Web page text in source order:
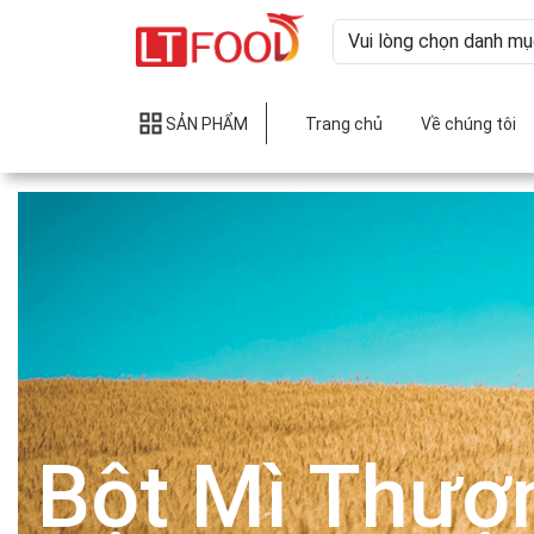
SẢN PHẨM Trang chủ Về chúng tôi
Bột Mì